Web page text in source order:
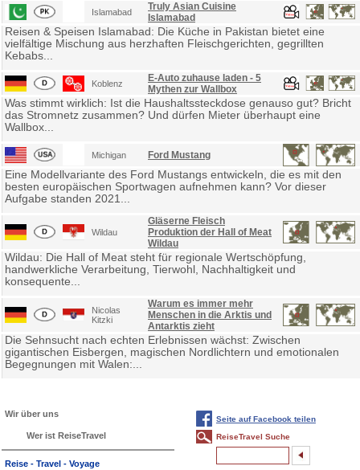
Islamabad
Truly Asian Cuisine
Islamabad
Reisen & Speisen Islamabad: Die Küche in Pakistan bietet eine
vielfältige Mischung aus herzhaften Fleischgerichten, gegrillten
Kebabs...
Koblenz
E-Auto zuhause laden - 5
Mythen zur Wallbox
Was stimmt wirklich: Ist die Haushaltssteckdose genauso gut? Bricht
das Stromnetz zusammen? Und dürfen Mieter überhaupt eine
Wallbox...
Michigan Ford Mustang
Eine Modellvariante des Ford Mustangs entwickeln, die es mit den
besten europäischen Sportwagen aufnehmen kann? Vor dieser
Aufgabe standen 2021...
Wildau
Gläserne Fleisch
Produktion der Hall of Meat
Wildau
Wildau: Die Hall of Meat steht für regionale Wertschöpfung,
handwerkliche Verarbeitung, Tierwohl, Nachhaltigkeit und
konsequente...
Nicolas
Kitzki
Warum es immer mehr
Menschen in die Arktis und
Antarktis zieht
Die Sehnsucht nach echten Erlebnissen wächst: Zwischen
gigantischen Eisbergen, magischen Nordlichtern und emotionalen
Begegnungen mit Walen:...
Wir über uns
Wer ist ReiseTravel
Reise - Travel - Voyage
Seite auf Facebook teilen
ReiseTravel Suche